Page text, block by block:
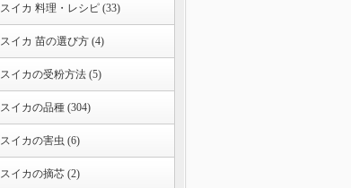
スイカ 料理・レシピ (33)
スイカ 苗の選び方 (4)
スイカの受粉方法 (5)
スイカの品種 (304)
スイカの害虫 (6)
スイカの摘芯 (2)